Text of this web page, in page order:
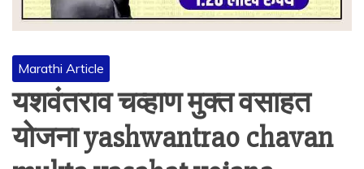
Marathi Article
यशवंतराव चव्हाण मुक्त वसाहत
योजना yashwantrao chavan